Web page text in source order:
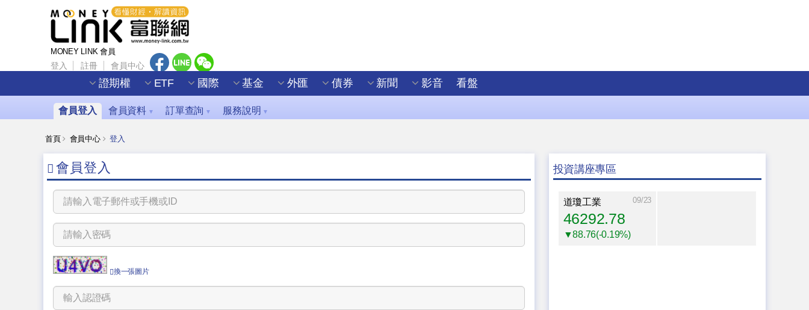
MONEY LINK 會員
登入 註冊 會員中心
證期權 ETF 國際 基金 外匯 債券 新聞 影音 看盤
會員登入 會員資料 ▼ 訂單查詢 ▼ 服務說明 ▼
首頁 會員中心 登入
會員登入
換一張圖片
投資講座專區
道瓊工業 09/23
46292.78
▼88.76(-0.19%)